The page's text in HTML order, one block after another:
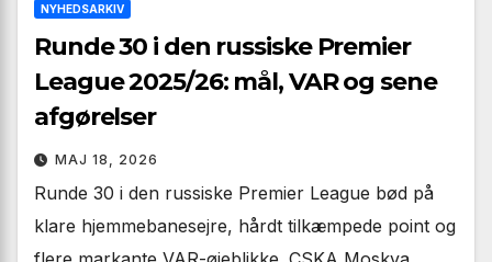
NYHEDSARKIV
Runde 30 i den russiske Premier
League 2025/26: mål, VAR og sene
afgørelser
MAJ 18, 2026
Runde 30 i den russiske Premier League bød på
klare hjemmebanesejre, hårdt tilkæmpede point og